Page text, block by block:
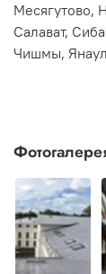
Месягутово,
Салават,
Чишмы,